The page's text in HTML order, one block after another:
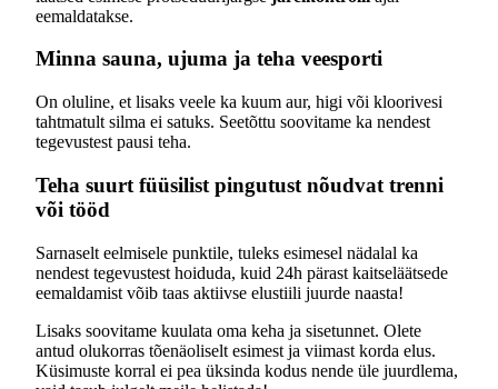
eemaldatakse.
Minna sauna, ujuma ja teha veesporti
On oluline, et lisaks veele ka kuum aur, higi või kloorivesi
tahtmatult silma ei satuks. Seetõttu soovitame ka nendest
tegevustest pausi teha.
Teha suurt füüsilist pingutust nõudvat trenni
või tööd
Sarnaselt eelmisele punktile, tuleks esimesel nädalal ka
nendest tegevustest hoiduda, kuid 24h pärast kaitseläätsede
eemaldamist võib taas aktiivse elustiili juurde naasta!
Lisaks soovitame kuulata oma keha ja sisetunnet. Olete
antud olukorras tõenäoliselt esimest ja viimast korda elus.
Küsimuste korral ei pea üksinda kodus nende üle juurdlema,